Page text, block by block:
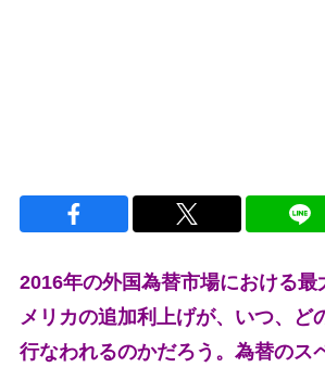
2016年の外国為替市場における最
メリカの追加利上げが、いつ、ど
行なわれるのかだろう。為替のス